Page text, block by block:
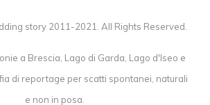
story 2011-2021. All Rights Reserved.
a Brescia, Lago di Garda, Lago d'Iseo e
di reportage per scatti spontanei, naturali
e non in posa.